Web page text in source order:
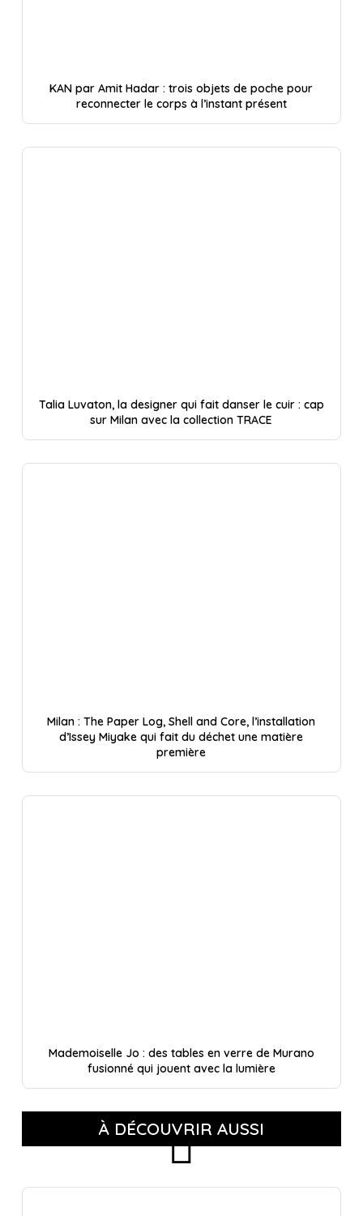
KAN par Amit Hadar : trois objets de poche pour
reconnecter le corps à l’instant présent
Talia Luvaton, la designer qui fait danser le cuir : cap
sur Milan avec la collection TRACE
Milan : The Paper Log, Shell and Core, l’installation
d’Issey Miyake qui fait du déchet une matière
première
Mademoiselle Jo : des tables en verre de Murano
fusionné qui jouent avec la lumière
À DÉCOUVRIR AUSSI